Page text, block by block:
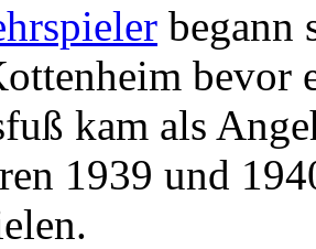
begann
bevor
kam als
1939 und